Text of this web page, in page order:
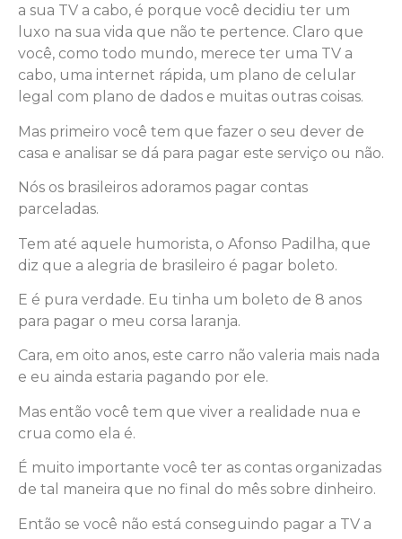
a sua TV a cabo, é porque você decidiu ter um
luxo na sua vida que não te pertence. Claro que
você, como todo mundo, merece ter uma TV a
cabo, uma internet rápida, um plano de celular
legal com plano de dados e muitas outras coisas.
Mas primeiro você tem que fazer o seu dever de
casa e analisar se dá para pagar este serviço ou não.
Nós os brasileiros adoramos pagar contas
parceladas.
Tem até aquele humorista, o Afonso Padilha, que
diz que a alegria de brasileiro é pagar boleto.
E é pura verdade. Eu tinha um boleto de 8 anos
para pagar o meu corsa laranja.
Cara, em oito anos, este carro não valeria mais nada
e eu ainda estaria pagando por ele.
Mas então você tem que viver a realidade nua e
crua como ela é.
É muito importante você ter as contas organizadas
de tal maneira que no final do mês sobre dinheiro.
Então se você não está conseguindo pagar a TV a